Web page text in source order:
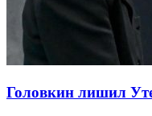
Головкин лишил